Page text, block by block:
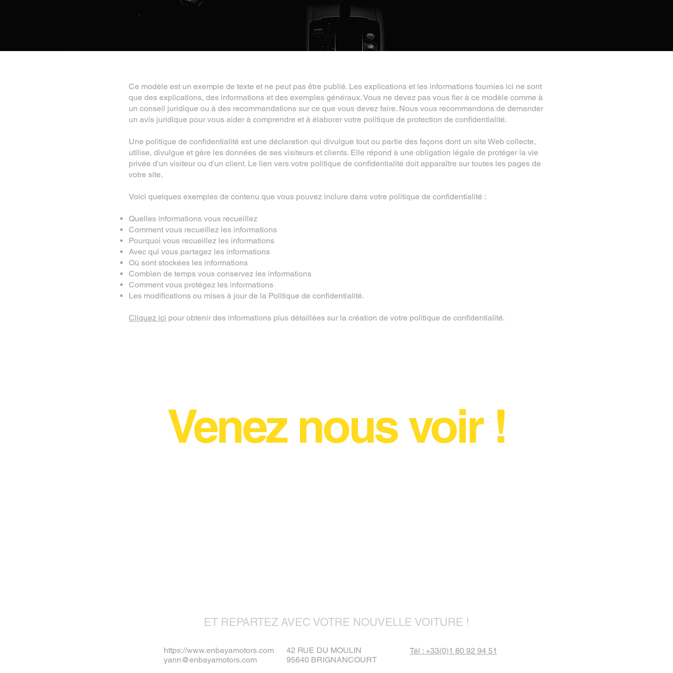
Ce modèle est un exemple de texte et ne peut pas être publié. Les explications et les informations fournies ici ne sont
que des explications, des informations et des exemples généraux. Vous ne devez pas vous fier à ce modèle comme à
un conseil juridique ou à des recommandations sur ce que vous devez faire. Nous vous recommandons de demander
un avis juridique pour vous aider à comprendre et à élaborer votre politique de protection de confidentialité.
Une politique de confidentialité est une déclaration qui divulgue tout ou partie des façons dont un site Web collecte,
utilise, divulgue et gère les données de ses visiteurs et clients. Elle répond à une obligation légale de protéger la vie
privée d'un visiteur ou d'un client. Le lien vers votre politique de confidentialité doit apparaître sur toutes les pages de
votre site.
Voici quelques exemples de contenu que vous pouvez inclure dans votre politique de confidentialité :
Quelles informations vous recueillez
Comment vous recueillez les informations
Pourquoi vous recueillez les informations
Avec qui vous partagez les informations
Où sont stockées les informations
Combien de temps vous conservez les informations
Comment vous protégez les informations
Les modifications ou mises à jour de la Politique de confidentialité.
Cliquez ici pour obtenir des informations plus détaillées sur la création de votre politique de confidentialité.
Venez nous voir !
ET REPARTEZ AVEC VOTRE NOUVELLE VOITURE !
https://www.enbayamotors.com
yann@enbayamotors.com
42 RUE DU MOULIN
95640 BRIGNANCOURT
Tél : +33(0)1 80 92 94 51